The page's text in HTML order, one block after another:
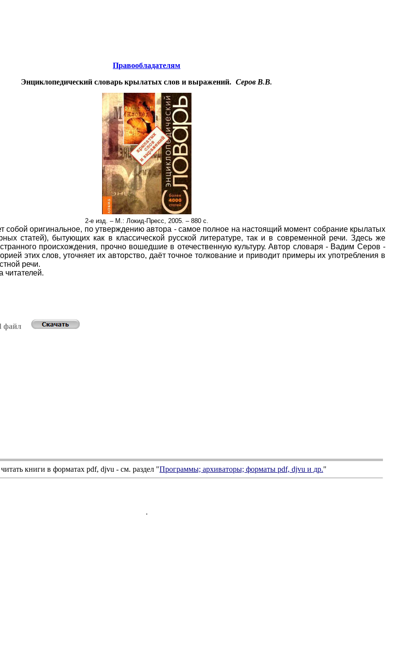
Правообладателям
Энциклопедический словарь крылатых слов и выражений. Серов В.В.
2-е изд. – М.: Локид-Пресс, 2005. – 880 с.
собой оригинальное, по утверждению автора - самое полное на настоящий момент собрание крылатых
статей), бытующих как в классической русской литературе, так и в современной речи. Здесь же
происхождения, прочно вошедшие в отечественную культуру. Автор словаря - Вадим Серов -
этих слов, уточняет их авторство, даёт точное толкование и приводит примеры их употребления в
речи.
читателей.
файл
книги в форматахpdf,djvu - см. раздел "Программы; архиваторы; форматыpdf, djvuи др."
.